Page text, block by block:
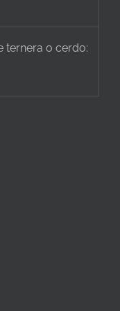
ternera o cerdo: